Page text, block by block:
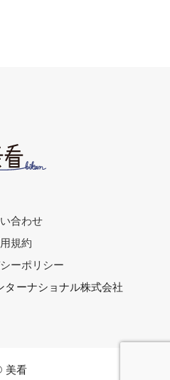
合わせ
規約
ーポリシー
ターナショナル株式会社
美看